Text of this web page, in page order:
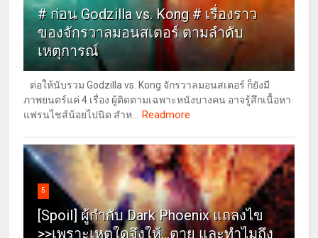
# ก่อน Godzilla vs. Kong # เรื่องราว
ของจักรวาลมอนสเตอร์ ตามลำดับ
เหตุการณ์
ต่อให้นับรวม Godzilla vs. Kong จักรวาลมอนสเตอร์ ก็ยังมี
ภาพยนตร์แค่ 4 เรื่อง ผู้ติดตามเฉพาะหนังบางคน อาจรู้สึกเนื้อหา
แฟรนไชส์น้อยไปนิด สำห...
Readmore
5
[Spoil] ผู้กำกับ Dark Phoenix แถลงไข
>>เพราะเหตุใดจึงให้...ตาย และทำไมถึง